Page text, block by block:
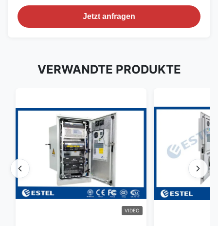
Jetzt anfragen
VERWANDTE PRODUKTE
VIDEO